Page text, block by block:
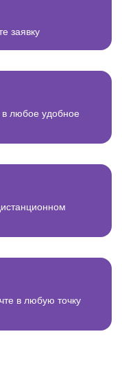
заявку
в любое удобное
в любую точку